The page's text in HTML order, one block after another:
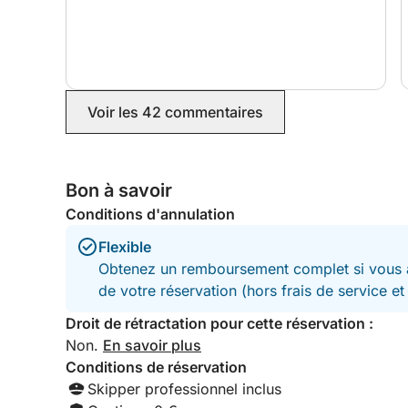
Voir les 42 commentaires
Bon à savoir
Conditions d'annulation
Flexible
Obtenez un remboursement complet si
de votre réservation (hors frais de service
Droit de rétractation pour cette réservation :
Non. En savoir plus
Conditions de réservation
Skipper professionnel inclus